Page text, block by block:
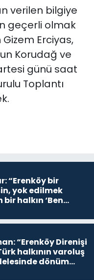
verilen bilgiye
geçerli olmak
Erciyas,
Korudağ ve
günü saat
Toplantı
“Erenköy bir
yok edilmek
halkın ‘Ben
dediği
“Erenköy Direnişi
halkının varoluş
dönüm